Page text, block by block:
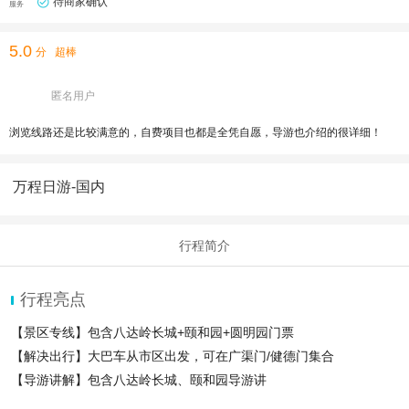
服务
5.0 分 超棒
匿名用户
浏览线路还是比较满意的，自费项目也都是全凭自愿，导游也介绍的很详细！
万程日游-国内
行程简介
行程亮点
【景区专线】包含八达岭长城+颐和园+圆明园门票
【解决出行】大巴车从市区出发，可在广渠门/健德门集合
【导游讲解】包含八达岭长城、颐和园导游讲